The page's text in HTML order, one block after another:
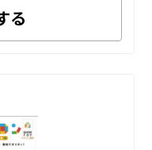
る